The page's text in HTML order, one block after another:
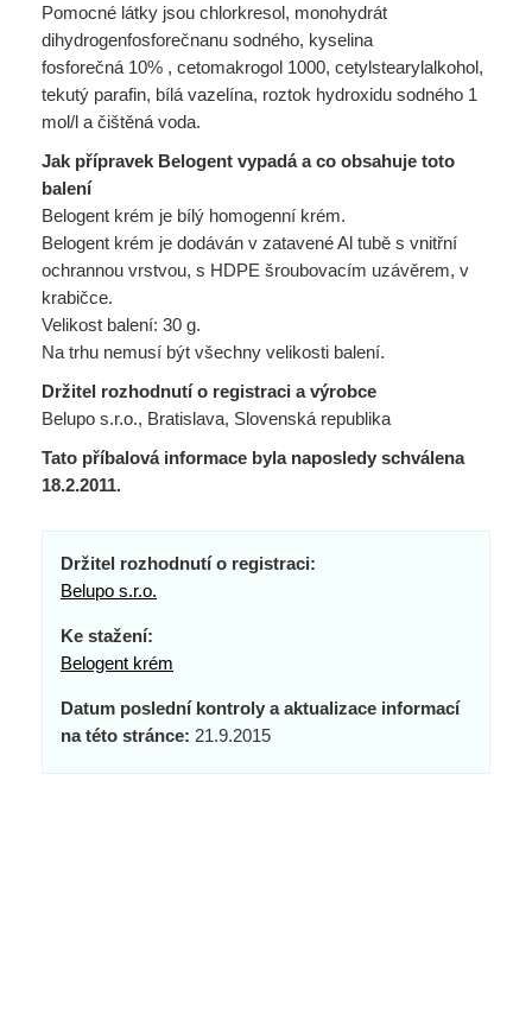
Pomocné látky jsou chlorkresol, monohydrát
dihydrogenfosforečnanu sodného, kyselina
fosforečná 10% , cetomakrogol 1000, cetylstearylalkohol,
tekutý parafin, bílá vazelína, roztok hydroxidu sodného 1
mol/l a čištěná voda.
Jak přípravek Belogent vypadá a co obsahuje toto
balení
Belogent krém je bílý homogenní krém.
Belogent krém je dodáván v zatavené Al tubě s vnitřní
ochrannou vrstvou, s HDPE šroubovacím uzávěrem, v
krabičce.
Velikost balení: 30 g.
Na trhu nemusí být všechny velikosti balení.
Držitel rozhodnutí o registraci a výrobce
Belupo s.r.o., Bratislava, Slovenská republika
Tato příbalová informace byla naposledy schválena
18.2.2011.
Držitel rozhodnutí o registraci:
Belupo s.r.o.
Ke stažení:
Belogent krém
Datum poslední kontroly a aktualizace informací
na této stránce: 21.9.2015